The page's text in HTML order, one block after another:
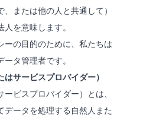
、または他の人と共通して）
を意味します。
ーの目的のために、私たちは
タ管理者です。
サービスプロバイダー）
ビスプロバイダー）とは、
データを処理する自然人また